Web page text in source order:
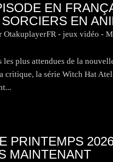
EN
EN
OtakuplayerFR - jeux vidéo -
les plus attendues de la
critique, la série Witch Hat
PRINTEMPS
MAINTENANT